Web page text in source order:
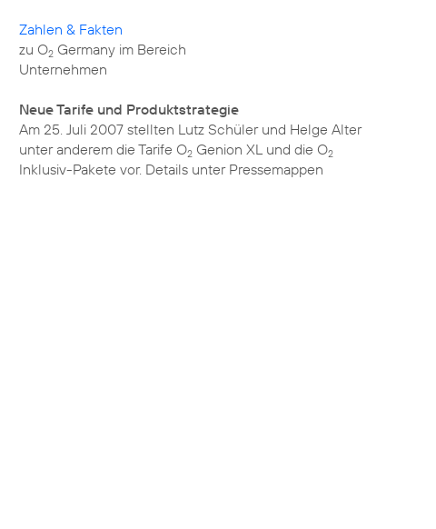
Zahlen & Fakten
zu O2 Germany im Bereich
Unternehmen
Neue Tarife und Produktstrategie
Am 25. Juli 2007 stellten Lutz Schüler und Helge Alter
unter anderem die Tarife O2 Genion XL und die O2
Inklusiv-Pakete vor. Details unter Pressemappen